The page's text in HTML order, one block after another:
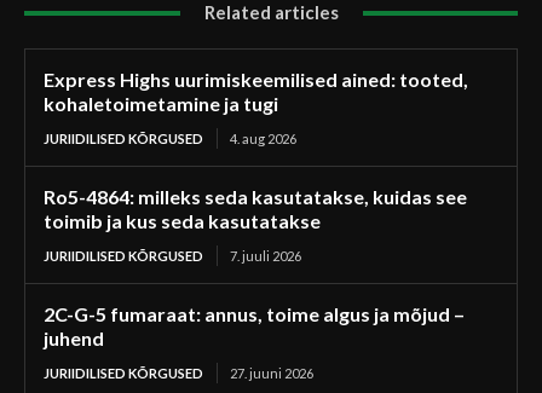
Related articles
Express Highs uurimiskeemilised ained: tooted,
kohaletoimetamine ja tugi
JURIIDILISED KÕRGUSED 4. aug 2026
Ro5-4864: milleks seda kasutatakse, kuidas see
toimib ja kus seda kasutatakse
JURIIDILISED KÕRGUSED 7. juuli 2026
2C-G-5 fumaraat: annus, toime algus ja mõjud –
juhend
JURIIDILISED KÕRGUSED 27. juuni 2026